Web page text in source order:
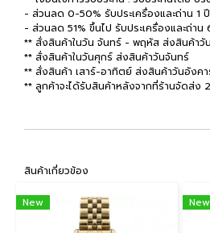
- ส่วนลด 0-50% รับประเครื่องและถ่าน 1 ปี
- ส่วนลด 51% ขึ้นไป รับประเครื่องและถ่าน
** สั่งสินค้าในวัน จันทร์ - พฤหัส ส่งสินค้าวั
** สั่งสินค้าในวันศุกร์ ส่งสินค้าวันจันทร์
** สั่งสินค้า เสาร์-อาทิตย์ ส่งสินค้าวันอังคา
** ลูกค้าจะได้รับสินค้าหลังจากที่ร้านจัดส่ง
สินค้าเกี่ยวข้อง
New New